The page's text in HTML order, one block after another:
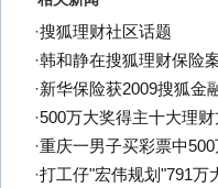
·搜狐理财社区话题
·韩和静在搜狐理财保险
·新华保险获2009搜狐金
·500万大奖得主十大理
·重庆一男子买彩票中
·打工仔"宏伟规划"791万